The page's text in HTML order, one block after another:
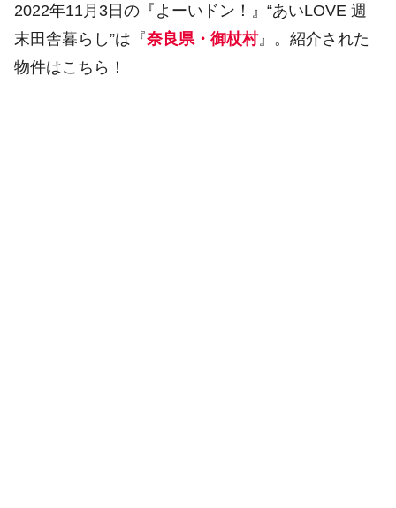
2022年11月3日の『よーいドン！』“あいLOVE 週
末田舎暮らし”は『奈良県・御杖村』。紹介された
物件はこちら！